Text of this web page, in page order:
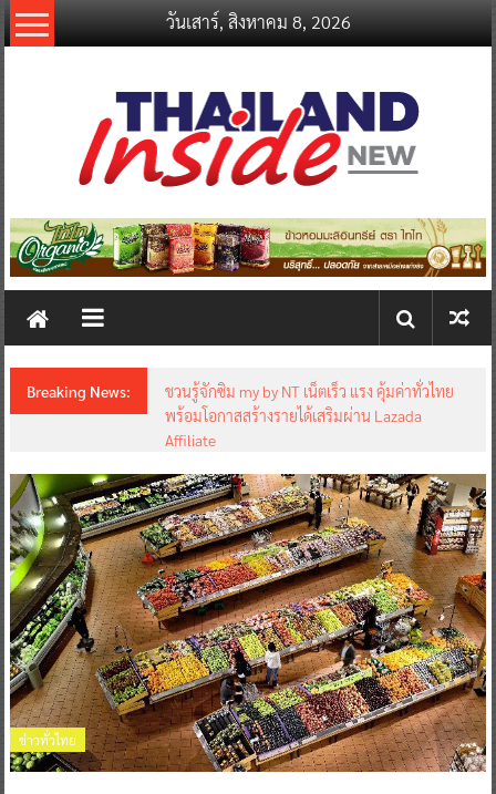
Skip
to
วันเสาร์, สิงหาคม 8, 2026
thailandinsidenew.com
Thailand
New
Breaking News:
ชวนรู้จักซิม my by NT เน็ตเร็ว แรง คุ้มค่าทั่วไทย
พร้อมโอกาสสร้างรายได้เสริมผ่าน Lazada
Affiliate
ข่าวทั่วไทย